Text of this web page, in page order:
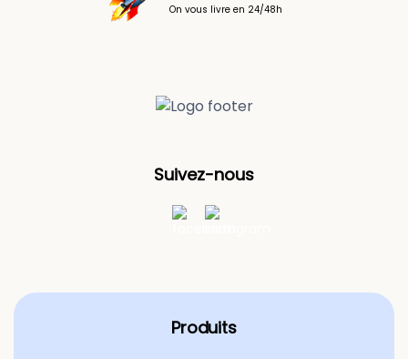
On vous livre en 24/48h
Suivez-nous
Produits